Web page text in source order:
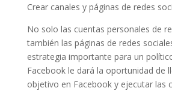
Crear canales y páginas de redes
No solo las cuentas personales de
también las páginas de redes
estrategia importante para un
Facebook le dará la oportunidad de
objetivo en Facebook y ejecutar las